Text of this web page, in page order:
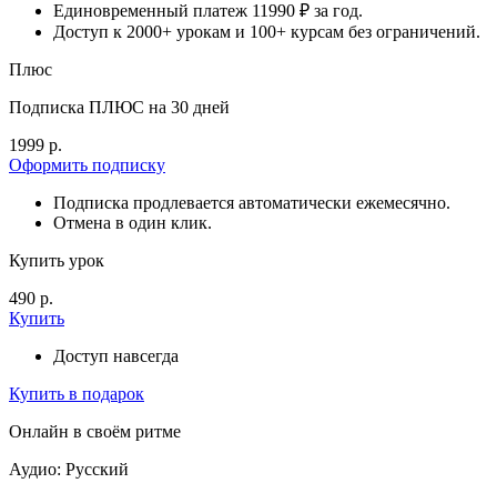
Единовременный платеж 11990 ₽ за год.
Доступ к 2000+ урокам и 100+ курсам без ограничений.
Плюс
Подписка ПЛЮС на 30 дней
1999 р.
Оформить подписку
Подписка продлевается автоматически ежемесячно.
Отмена в один клик.
Купить урок
490 р.
Купить
Доступ навсегда
Купить в подарок
Онлайн в своём ритме
Аудио: Русский